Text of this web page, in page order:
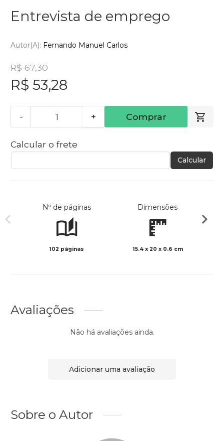
Entrevista de emprego
Autor(a): Fernando Manuel Carlos
R$ 67,30
R$ 53,28
- + Comprar
Calcular o frete
Calcular
Nº de páginas
102 páginas
Dimensões
15.4 x 20 x 0.6 cm
Avaliações
Não há avaliações ainda.
Adicionar uma avaliação
Sobre o Autor